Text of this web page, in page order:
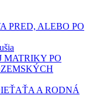
PRED, ALEBO PO
MATRIKY PO
A RODNÁ